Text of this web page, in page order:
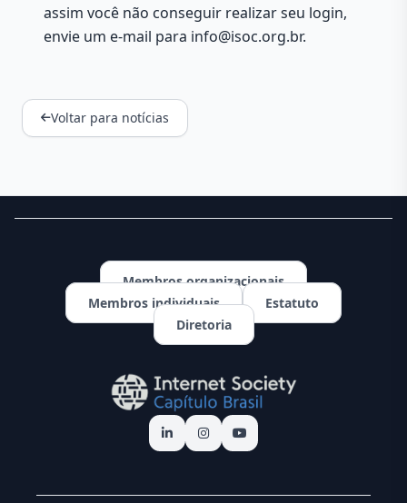
assim você não conseguir realizar seu login,
envie um e-mail para info@isoc.org.br.
Voltar para notícias
Membros organizacionais
Membros individuais
Estatuto
Diretoria